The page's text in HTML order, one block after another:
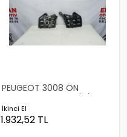
PEUGEOT 3008 ÖN
TAMPON DARBE EMİCİ
İkinci El
1.932,52 TL